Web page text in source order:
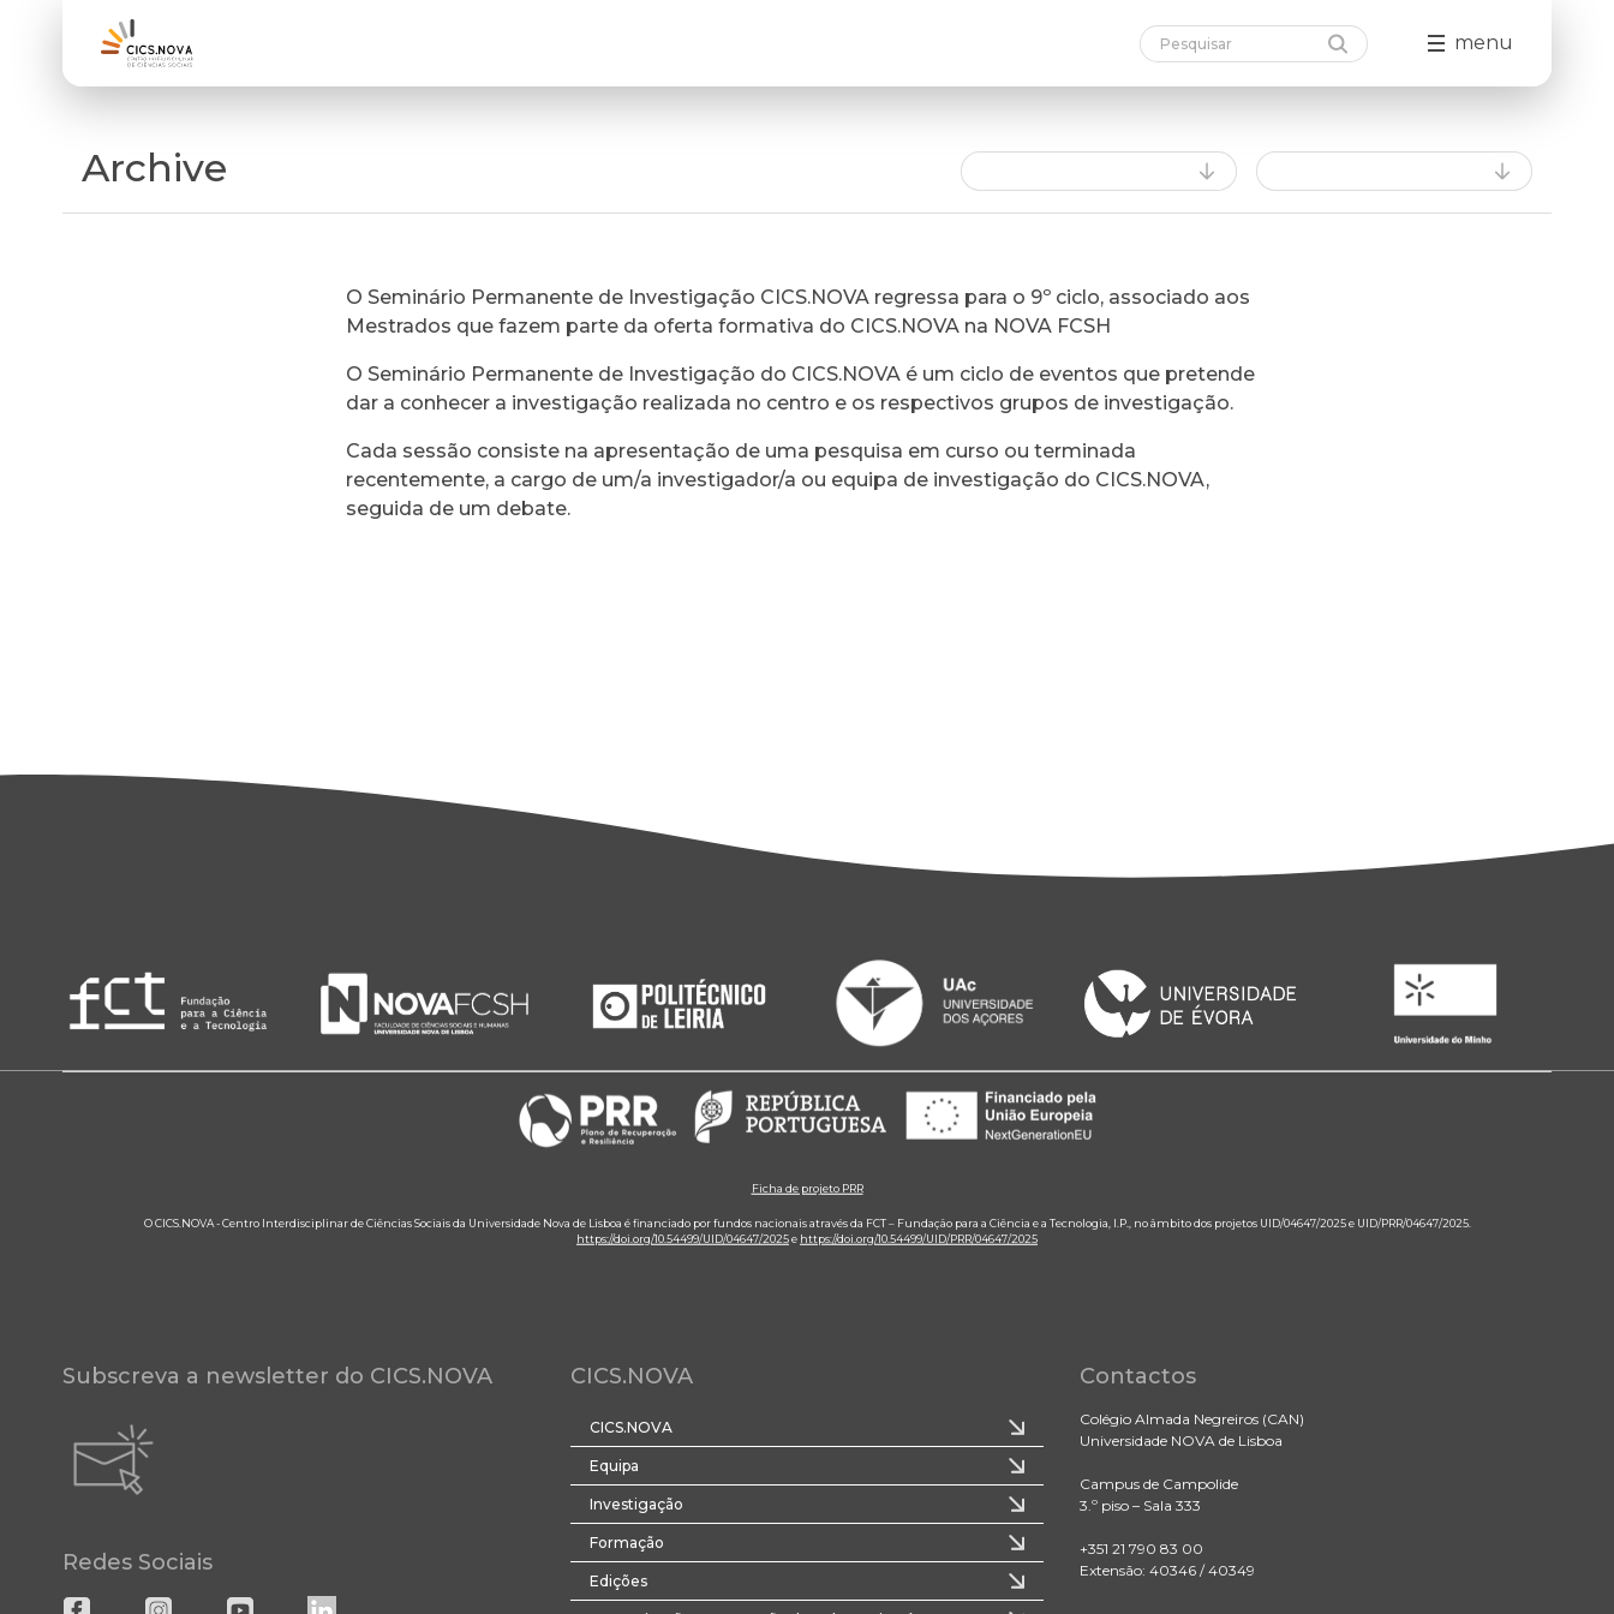
menu
Archive
O Seminário Permanente de Investigação CICS.NOVA regressa para o 9º ciclo, associado aos
Mestrados que fazem parte da oferta formativa do CICS.NOVA na NOVA FCSH
O Seminário Permanente de Investigação do CICS.NOVA é um ciclo de eventos que pretende
dar a conhecer a investigação realizada no centro e os respectivos grupos de investigação.
Cada sessão consiste na apresentação de uma pesquisa em curso ou terminada
recentemente, a cargo de um/a investigador/a ou equipa de investigação do CICS.NOVA,
seguida de um debate.
Ficha de projeto PRR
O CICS.NOVA - Centro Interdisciplinar de Ciências Sociais da Universidade Nova de Lisboa é financiado por fundos nacionais através da FCT – Fundação para a Ciência e a Tecnologia, I.P., no âmbito dos projetos UID/04647/2025 e UID/PRR/04647/2025.
https://doi.org/10.54499/UID/04647/2025e https://doi.org/10.54499/UID/PRR/04647/2025
Subscreva a newsletter do CICS.NOVA
Redes Sociais
CICS.NOVA
CICS.NOVA
Equipa
Investigação
Formação
Edições
Contactos
Colégio Almada Negreiros (CAN)
Universidade NOVA de Lisboa
Campus de Campolide
3.º piso – Sala 333
+351 21 790 83 00
Extensão: 40346 / 40349